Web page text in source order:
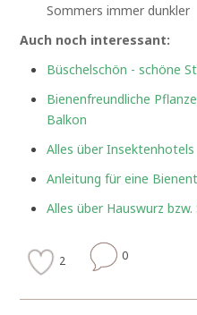
Sommers immer dunkler
Auch noch interessant:
Büschelschön - schöne
Bienenfreundliche
Balkon
Alles über Insektenhotels
Anleitung für eine
Alles über Hauswurz bzw.
2 0